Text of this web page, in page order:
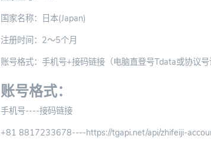
国家名称：日本(Japan)
注册时间：2～5个月
账号格式：手机号+接码链接（电脑直登号Tdata或协议号
账号格式：
手机号----接码链接
+81 8817233678----https://tgapi.net/api/zhifeiji-